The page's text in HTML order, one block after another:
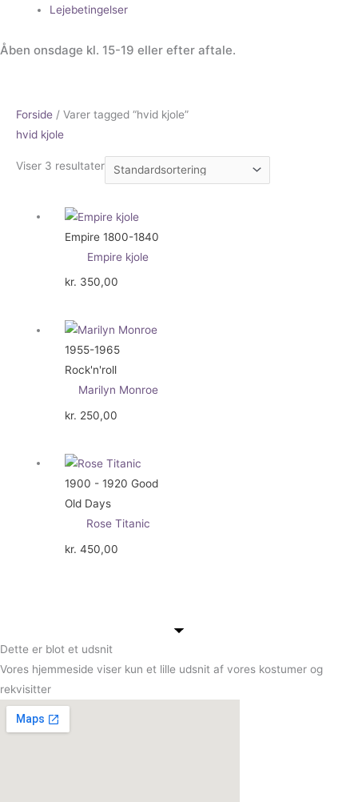
Lejebetingelser
Åben onsdage kl. 15-19 eller efter aftale.
Forside / Varer tagged “hvid kjole”
hvid kjole
Viser 3 resultater
Empire 1800-1840
Empire kjole
kr. 350,00
1955-1965
Rock'n'roll
Marilyn Monroe
kr. 250,00
1900 - 1920 Good
Old Days
Rose Titanic
kr. 450,00
Dette er blot et udsnit
Vores hjemmeside viser kun et lille udsnit af vores kostumer og
rekvisitter